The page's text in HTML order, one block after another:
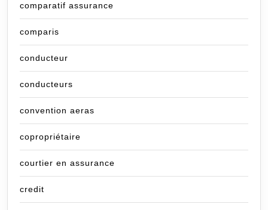
comparatif assurance
comparis
conducteur
conducteurs
convention aeras
copropriétaire
courtier en assurance
credit